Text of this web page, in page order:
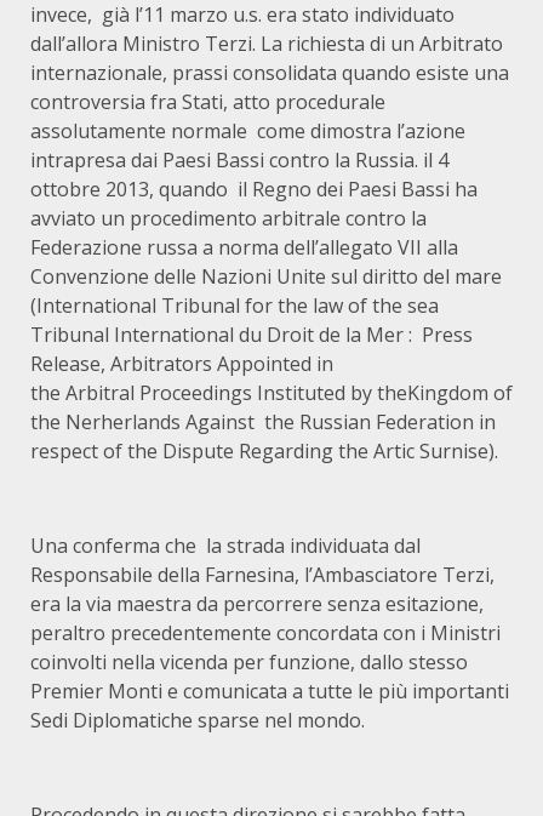
invece, già l’11 marzo u.s. era stato individuato
dall’allora Ministro Terzi. La richiesta di un Arbitrato
internazionale, prassi consolidata quando esiste una
controversia fra Stati, atto procedurale
assolutamente normale come dimostra l’azione
intrapresa dai Paesi Bassi contro la Russia. il 4
ottobre 2013, quando il Regno dei Paesi Bassi ha
avviato un procedimento arbitrale contro la
Federazione russa a norma dell’allegato VII alla
Convenzione delle Nazioni Unite sul diritto del mare
(International Tribunal for the law of the sea
Tribunal International du Droit de la Mer : Press
Release, Arbitrators Appointed in
the Arbitral Proceedings Instituted by theKingdom of
the Nerherlands Against the Russian Federation in
respect of the Dispute Regarding the Artic Surnise).
Una conferma che la strada individuata dal
Responsabile della Farnesina, l’Ambasciatore Terzi,
era la via maestra da percorrere senza esitazione,
peraltro precedentemente concordata con i Ministri
coinvolti nella vicenda per funzione, dallo stesso
Premier Monti e comunicata a tutte le più importanti
Sedi Diplomatiche sparse nel mondo.